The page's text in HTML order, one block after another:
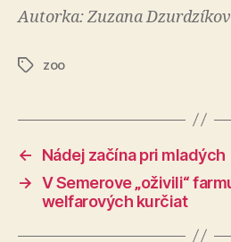
Autorka: Zuzana
Značky
zoo
←
Nádej začína pri mladých
→ V Semerove „oživili“
welfarových kurčiat